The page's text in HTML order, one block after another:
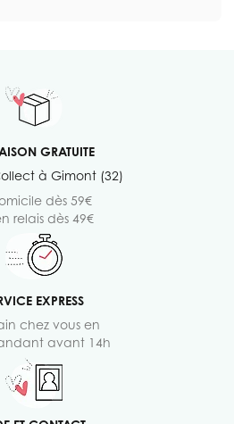
GRATUITE
à Gimont (32)
dès 59€
relais dès 49€
EXPRESS
chez vous en
avant 14h